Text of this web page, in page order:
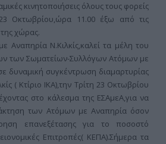
κινητοποιήσεις όλους τους φορείς
Οκτωβρίου,ώρα 11.00 έξω από τις
χώρας.
Αναπηρία Ν.Κιλκίς,καλεί τα μέλη του
των Σωματείων-Συλλόγων Ατόμων με
δυναμική συγκέντρωση διαμαρτυρίας
( Κτίριο ΙΚΑ),την Τρίτη 23 Οκτωβρίου
στο κάλεσμα της ΕΣΑμεΑ,για να
των Ατόμων με Αναπηρία όσον
επανεξέτασης για το ποσοστό
Επιτροπές( ΚΕΠΑ).Σήμερα τα